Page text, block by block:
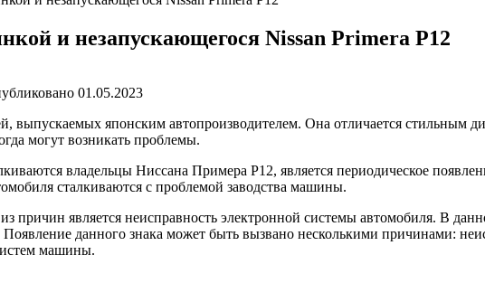
и незапускающегося Nissan Primera P12
01.05.2023
выпускаемых японским автопроизводителем. Она отличается стильным
могут возникать проблемы.
владельцы Ниссана Примера Р12, является периодическое
сталкиваются с проблемой заводства машины.
причин является неисправность электронной системы автомобиля. В
данного знака может быть вызвано несколькими причинами:
машины.